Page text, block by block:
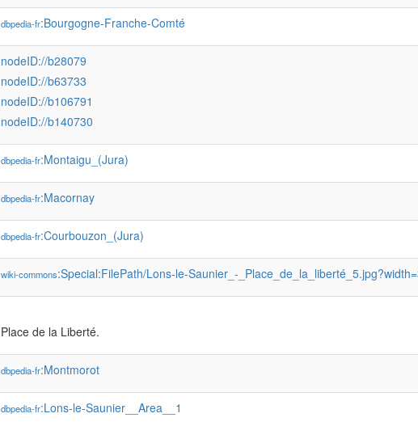
dbpedia-fr:Bourgogne-Franche-Comté
nodeID://b28079
nodeID://b63733
nodeID://b106791
nodeID://b140730
dbpedia-fr:Montaigu_(Jura)
dbpedia-fr:Macornay
dbpedia-fr:Courbouzon_(Jura)
wiki-commons:Special:FilePath/Lons-le-Saunier_-
Place de la Liberté.
dbpedia-fr:Montmorot
dbpedia-fr:Lons-le-Saunier__Area__1